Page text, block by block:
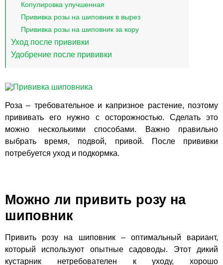
Копулировка улучшенная
Прививка розы на шиповник в вырез
Прививка розы на шиповник за кору
Уход после прививки
Удобрение после прививки
Роза – требовательное и капризное растение, поэтому
прививать его нужно с осторожностью. Сделать это
можно несколькими способами. Важно правильно
выбрать время, подвой, привой. После прививки
потребуется уход и подкормка.
Можно ли привить розу на
шиповник
Привить розу на шиповник – оптимальный вариант,
который используют опытные садоводы. Этот дикий
кустарник нетребователен к уходу, хорошо